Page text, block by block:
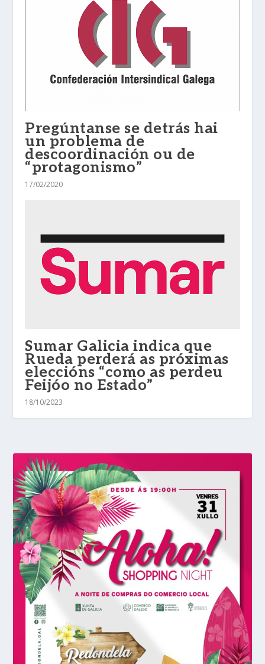
Pregúntanse se detrás hai
un problema de
descoordinación ou de
“protagonismo”
17/02/2020
Sumar Galicia indica que
Rueda perderá as próximas
eleccións “como as perdeu
Feijóo no Estado”
18/10/2023